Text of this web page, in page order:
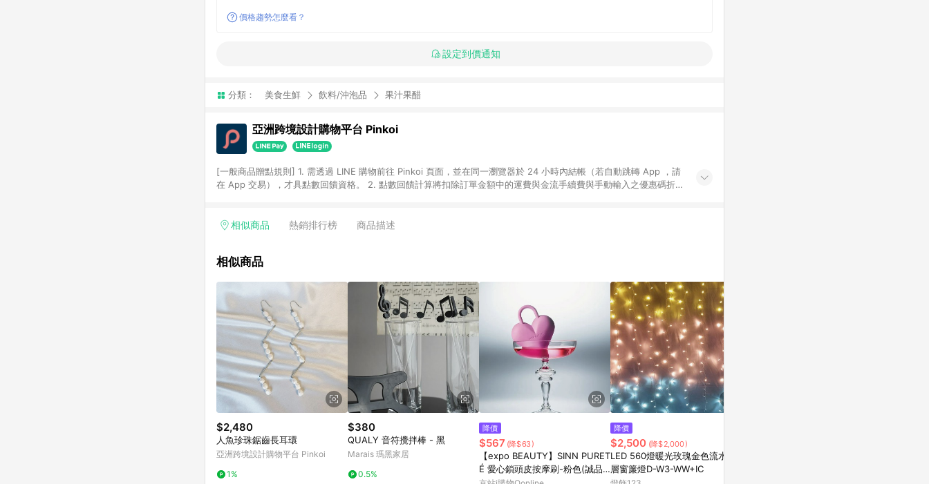
價格趨勢怎麼看？
設定到價通知
分類： 美食生鮮 飲料/沖泡品 果汁果醋
亞洲跨境設計購物平台 Pinkoi
[一般商品贈點規則] 1. 需透過 LINE 購物前往 Pinkoi 頁面，並在同一瀏覽器於 24 小時內結帳（若自動跳轉 App ，請
在 App 交易），才具點數回饋資格。 2. 點數回饋計算將扣除訂單金額中的運費與金流手續費與手動輸入之優惠碼折
格，部分退款不在此限。 6. APP 請更新至Android v4.6.0 / iOS v4.1.5 以上才具贈點資格。 7. 點數將於出貨後 45 天
使用規則請以點數紅包活動說明為準。 11. 若於 LINE 購物前往 Pinkoi 頁面後才首次下載 Pinkoi APP 並完成訂單，不
相似商品 熱銷排行榜 商品描述
相似商品
$2,480
人魚珍珠鋸齒長耳環
亞洲跨境設計購物平台 Pinkoi
1%
$380
QUALY 音符攪拌棒 - 黑
Marais 瑪黑家居
0.5%
降價
$567 (降$63)
【expo BEAUTY】SINN PURET
É 愛心鎖頭皮按摩刷-粉色(誠品
降價
$2,500 (降$2,000)
LED 560燈暖光玫瑰金色流水漸
層窗簾燈D-W3-WW+IC